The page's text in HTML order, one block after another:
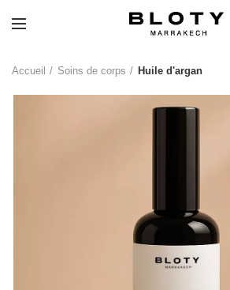
Accueil Soins de corps Huile d'argan